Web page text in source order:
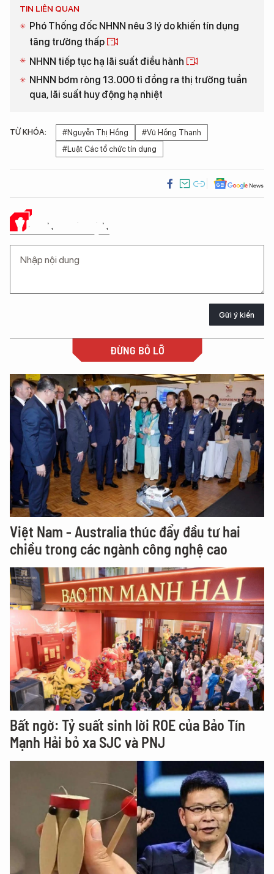
TIN LIÊN QUAN
Phó Thống đốc NHNN nêu 3 lý do khiến tín dụng
tăng trưởng thấp
NHNN tiếp tục hạ lãi suất điều hành
NHNN bơm ròng 13.000 tỉ đồng ra thị trường tuần
qua, lãi suất huy động hạ nhiệt
TỪ KHÓA: #Nguyễn Thị Hồng
#Vũ Hồng Thanh
#Luật Các tổ chức tín dụng
Ý KIẾN CỦA BẠN
Gửi ý kiến
ĐỪNG BỎ LỠ
Việt Nam - Australia thúc đẩy đầu tư hai
chiều trong các ngành công nghệ cao
Bất ngờ: Tỷ suất sinh lời ROE của Bảo Tín
Mạnh Hải bỏ xa SJC và PNJ